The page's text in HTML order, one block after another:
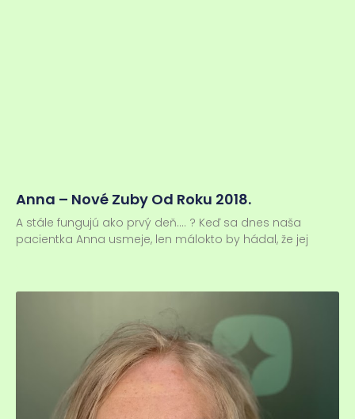
Anna – Nové Zuby Od Roku 2018.
A stále fungujú ako prvý deň…. ? Keď sa dnes naša
pacientka Anna usmeje, len málokto by hádal, že jej